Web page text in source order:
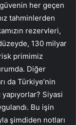
güvenin her geçen
tahminlerden
rezervleri,
130 milyar
primimiz
Diğer
da Türkiye’nin
Siyasi
Bu işin
şimdiden notları